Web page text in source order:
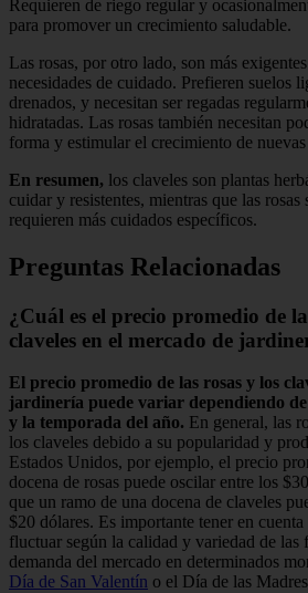
Requieren de riego regular y
para promover un crecimiento saludable.
Las rosas, por otro lado, son más
necesidades de cuidado. Prefieren suelos
drenados, y necesitan ser regadas
hidratadas. Las rosas también necesitan
forma y estimular el crecimiento de
En resumen, los claveles son plantas
cuidar y resistentes, mientras que las rosas
requieren más cuidados específicos.
Preguntas Relacionadas
¿Cuál es el precio promedio de
claveles en el mercado de
El precio promedio de las rosas y los
jardinería puede variar dependiendo
y la temporada del año. En general, las
los claveles debido a su popularidad y
Estados Unidos, por ejemplo, el precio
docena de rosas puede oscilar entre los
que un ramo de una docena de claveles
$20 dólares. Es importante tener en
fluctuar según la calidad y variedad de las
demanda del mercado en determinados
Día de San Valentín o el Día de las